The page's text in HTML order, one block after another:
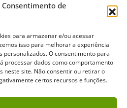
Consentimento de
para armazenar e/ou acessar
isso para melhorar a experiência
personalizados. O consentimento para
processar dados como comportamento
neste site. Não consentir ou retirar o
certos recursos e funções.